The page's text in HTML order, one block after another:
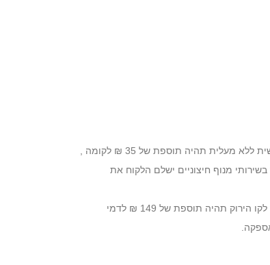
תהיה תוספת של 35 ₪ לקומה ,
מנוף חיצוניים ישלם הלקוח את
תהיה תוספת של 149 ₪ לדמי